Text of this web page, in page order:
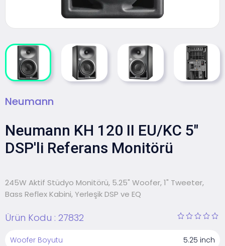
Neumann
Neumann KH 120 II EU/KC 5"
DSP'li Referans Monitörü
245W Aktif Stüdyo Monitörü, 5.25" Woofer, 1" Tweeter,
Bass Reflex Kabini, Yerleşik DSP ve EQ
Ürün Kodu : 27832
Woofer Boyutu
5.25 inch